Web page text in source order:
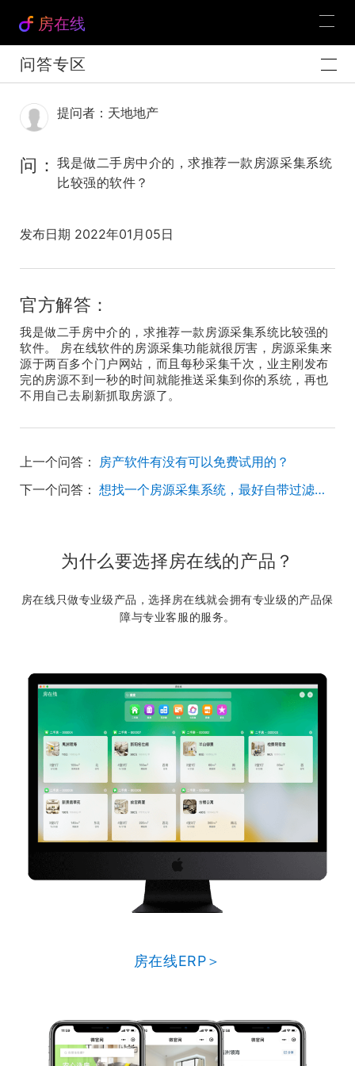
房在线
问答专区
提问者：天地地产
问： 我是做二手房中介的，求推荐一款房源采集系统
比较强的软件？
发布日期 2022年01月05日
官方解答：
我是做二手房中介的，求推荐一款房源采集系统比较强的
软件。 房在线软件的房源采集功能就很厉害，房源采集来
源于两百多个门户网站，而且每秒采集千次，业主刚发布
完的房源不到一秒的时间就能推送采集到你的系统，再也
不用自己去刷新抓取房源了。
上一个问答： 房产软件有没有可以免费试用的？
下一个问答：
想找一个房源采集系统，最好自带过滤功能的。
为什么要选择房在线的产品？
房在线只做专业级产品，选择房在线就会拥有专业级的产品保
障与专业客服的服务。
房在线ERP＞